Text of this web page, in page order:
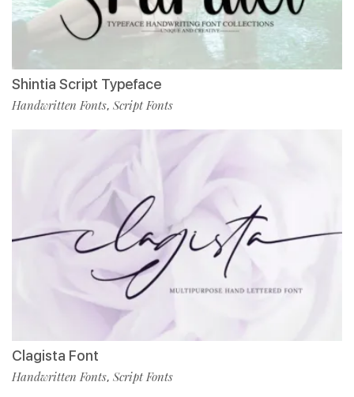
Shintia Script Typeface
Handwritten Fonts, Script Fonts
Clagista Font
Handwritten Fonts, Script Fonts